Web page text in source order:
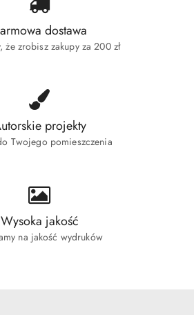
dostawa
że zrobisz zakupy za 200 zł
projekty
Twojego pomieszczenia
Wysoka jakość
na jakość wydruków